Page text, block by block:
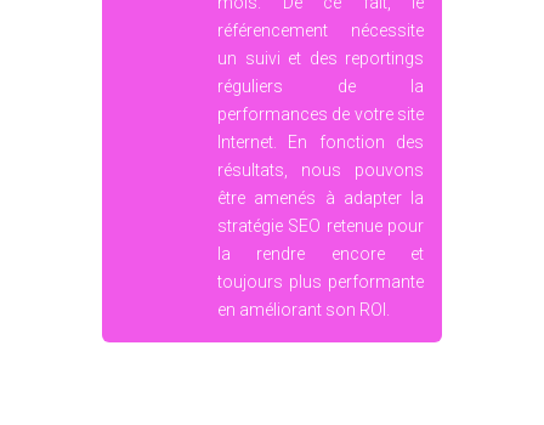
en améliorant son ROI.
93%